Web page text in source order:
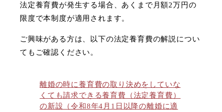
法定養育費が発生する場合、あくまで月額2万円の
限度で本制度が適用されます。
ご興味がある方は、以下の法定養育費の解説につい
てもご確認ください。
離婚の時に養育費の取り決めをしていな
くても請求できる養育費（法定養育費）
の新設（令和8年4月1日以降の離婚に適